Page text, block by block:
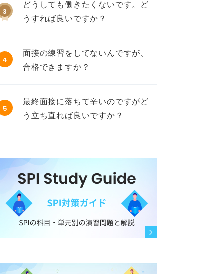
3
どうしても働きたくないです。ど
うすれば良いですか？
4
面接の練習をしてないんですが、
合格できますか？
5
最終面接に落ちて辛いのですがど
う立ち直れば良いですか？